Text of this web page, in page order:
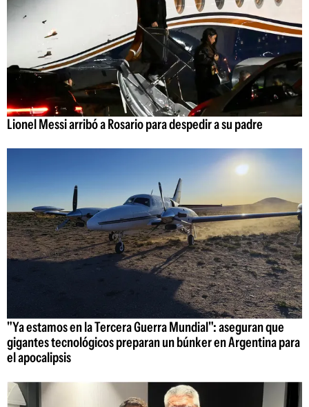
Lionel Messi arribó a Rosario para despedir a su padre
"Ya estamos en la Tercera Guerra Mundial": aseguran que
gigantes tecnológicos preparan un búnker en Argentina para
el apocalipsis